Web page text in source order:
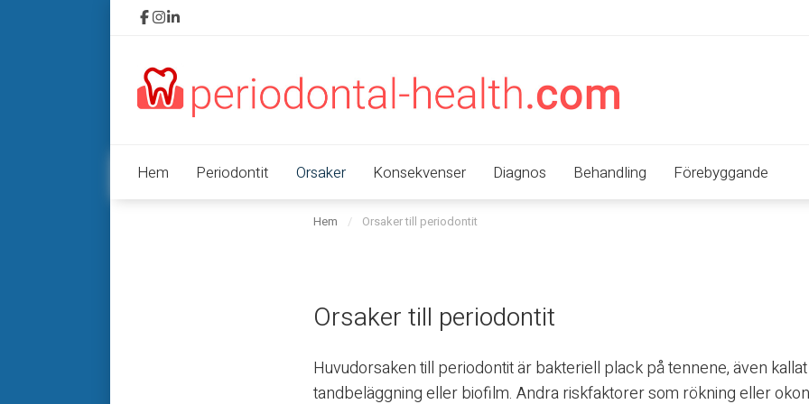
Hem Periodontit Orsaker Konsekvenser Diagnos Behandling Förebyggande
Hem / Orsaker till periodontit
Orsaker till periodontit
Huvudorsaken till periodontit är bakteriell plack på tennene, även kallat
tandbeläggning eller biofilm. Andra riskfaktorer som rökning eller